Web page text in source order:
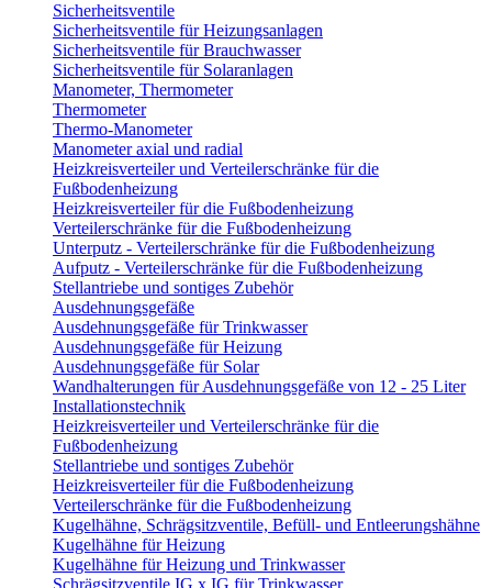
Sicherheitsventile
Sicherheitsventile für Heizungsanlagen
Sicherheitsventile für Brauchwasser
Sicherheitsventile für Solaranlagen
Manometer, Thermometer
Thermometer
Thermo-Manometer
Manometer axial und radial
Heizkreisverteiler und Verteilerschränke für die
Fußbodenheizung
Heizkreisverteiler für die Fußbodenheizung
Verteilerschränke für die Fußbodenheizung
Unterputz - Verteilerschränke für die Fußbodenheizung
Aufputz - Verteilerschränke für die Fußbodenheizung
Stellantriebe und sontiges Zubehör
Ausdehnungsgefäße
Ausdehnungsgefäße für Trinkwasser
Ausdehnungsgefäße für Heizung
Ausdehnungsgefäße für Solar
Wandhalterungen für Ausdehnungsgefäße von 12 - 25 Liter
Installationstechnik
Heizkreisverteiler und Verteilerschränke für die
Fußbodenheizung
Stellantriebe und sontiges Zubehör
Heizkreisverteiler für die Fußbodenheizung
Verteilerschränke für die Fußbodenheizung
Kugelhähne, Schrägsitzventile, Befüll- und Entleerungshähne
Kugelhähne für Heizung
Kugelhähne für Heizung und Trinkwasser
Schrägsitzventile IG x IG für Trinkwasser